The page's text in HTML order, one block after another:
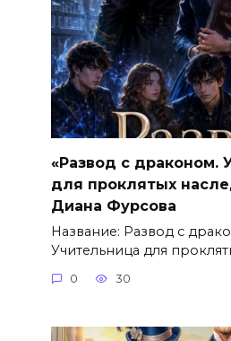
«Развод с драконом.
для проклятых
Диана Фурсова
Название: Развод с
Учительница для
0 30